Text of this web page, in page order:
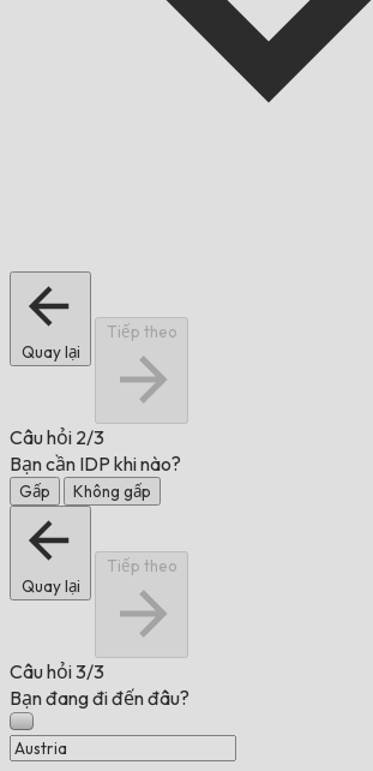
Quay lại
Tiếp theo
Câu hỏi 2/3
Bạn cần IDP khi nào?
Gấp Không gấp
Quay lại
Tiếp theo
Câu hỏi3/3
Bạn đang đi đến đâu?